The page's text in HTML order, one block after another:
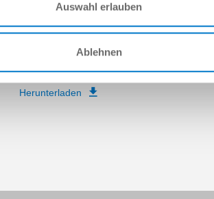
Auswahl erlauben
Ablehnen
Herunterladen